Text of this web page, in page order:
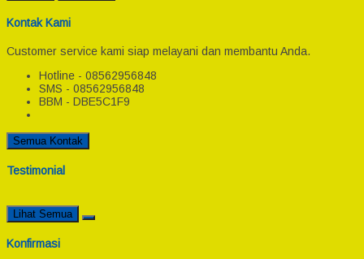
Kontak Kami
Customer service kami siap melayani dan membantu Anda.
Hotline - 08562956848
SMS - 08562956848
BBM - DBE5C1F9
Semua Kontak
Testimonial
Lihat Semua
Konfirmasi